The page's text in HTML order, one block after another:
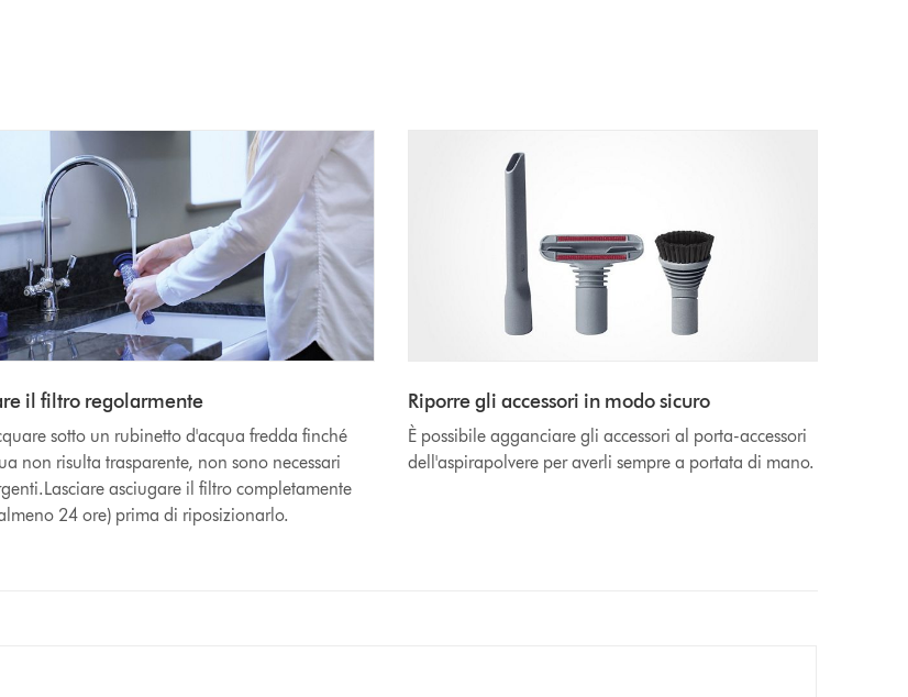
il filtro regolarmente
sotto un rubinetto d'acqua fredda finché
non risulta trasparente, non sono necessari
asciugare il filtro completamente
24 ore) prima di riposizionarlo.
Riporre gli accessori in modo sicuro
È possibile agganciare gli accessori al porta-accessori
dell'aspirapolvere per averli sempre a portata di mano.